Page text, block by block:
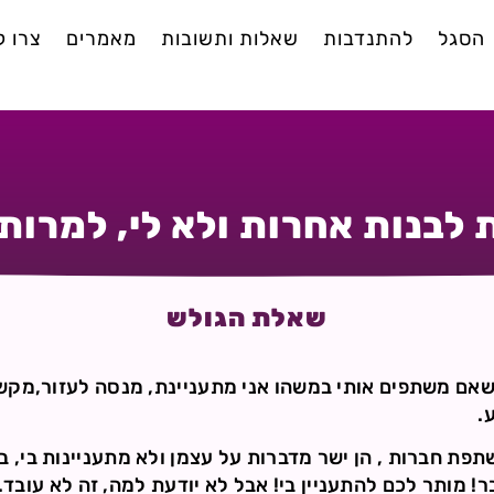
הסגל להתנדבות שאלות ותשובות מאמרים צרו
אחרות ולא לי,
שאלת הגולש
משתפים אותי במשהו אני מתעניינת, מנסה
חברות , הן ישר מדברות על עצמן ולא מתעניינות בי,
מותר לכם להתעניין בי! אבל לא יודעת למה, זה לא